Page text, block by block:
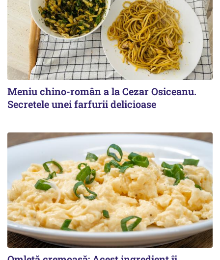
Meniu chino-român a la Cezar Osiceanu.
Secretele unei farfurii delicioase